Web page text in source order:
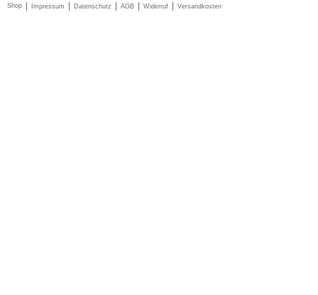
Shop Impressum Datenschutz AGB Widerruf Versandkosten